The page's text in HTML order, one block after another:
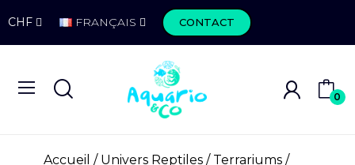
CHF FRANÇAIS CONTACT
0
Accueil Univers Reptiles
Terrariums